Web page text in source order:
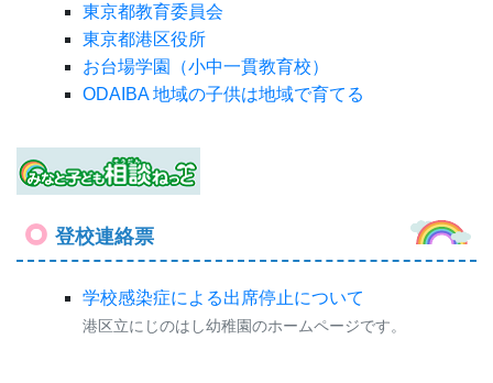
東京都教育委員会
東京都港区役所
お台場学園（小中一貫教育校）
ODAIBA 地域の子供は地域で育てる
登校連絡票
学校感染症による出席停止について
港区立にじのはし幼稚園のホームページです。